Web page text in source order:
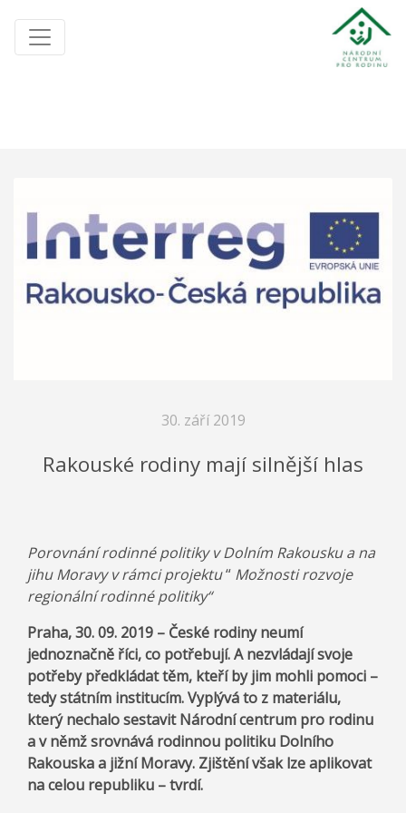
30. září 2019
Rakouské rodiny mají silnější hlas
Porovnání rodinné politiky v Dolním Rakousku a na
jihu Moravy v rámci projektu“ Možnosti rozvoje
regionální rodinné politiky“
Praha,30. 09. 2019 – České rodiny neumí
jednoznačně říci, co potřebují. A nezvládají svoje
potřeby předkládat těm, kteří by jim mohli pomoci –
tedy státním institucím. Vyplývá to z materiálu,
který nechalo sestavit Národní centrum pro rodinu
a v němž srovnává rodinnou politiku Dolního
Rakouska a jižní Moravy. Zjištění však lze aplikovat
na celou republiku – tvrdí.